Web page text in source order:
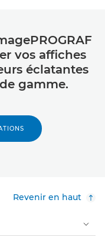
vos affiches
éclatantes
gamme.
Revenir en haut